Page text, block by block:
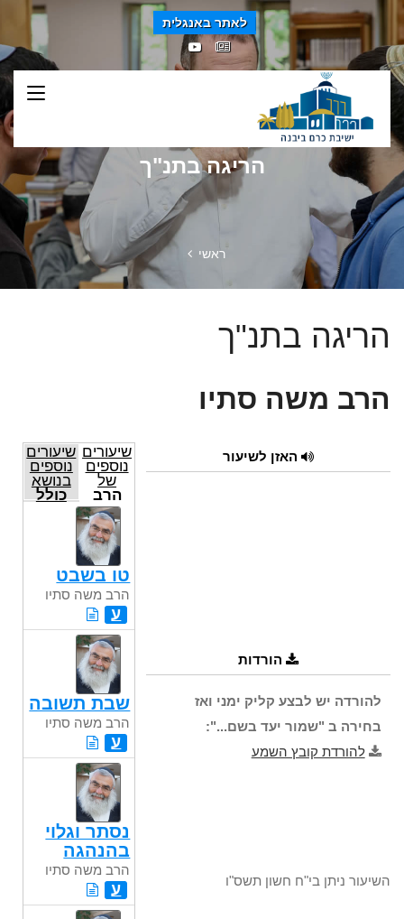
לאתר באנגלית
הריגה בתנ"ך
ראשי
הריגה בתנ"ך
הרב משה סתיו
האזן לשיעור
הורדות
להורדה יש לבצע קליק ימני ואז
בחירה ב "שמור יעד בשם...":
להורדת קובץ השמע
השיעור ניתן בי"ח חשון תשס"ו
שיעורים
נוספים
של
הרב
משה
סתיו
שיעורים
נוספים
בנושא
כולל
טו בשבט
הרב משה סתיו
ע
שבת תשובה
הרב משה סתיו
ע
נסתר וגלוי
בהנהגה
הרב משה סתיו
ע